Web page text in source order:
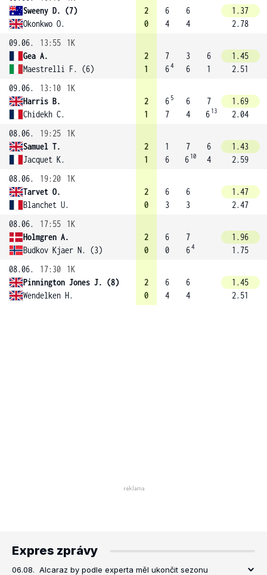
Sweeny D. (7)
Okonkwo O.
2
0
6
4
6
4
1.37
2.78
09.06.
13:55
1K
Gea A.
Maestrelli F. (6)
2
1
7
64
3
6
6
1
1.45
2.51
09.06.
13:10
1K
Harris B.
Chidekh C.
2
1
6 5
7
6
4
7
6 13
1.69
2.04
08.06.
19:25
1K
Samuel T.
Jacquet K.
2
1
1
6
7
6 10
6
4
1.43
2.59
08.06.
19:20
1K
Tarvet O.
Blanchet U.
2
0
6
3
6
3
1.47
2.47
08.06.
17:55
1K
Holmgren A.
Budkov Kjaer N. (3)
2
0
6
0
7
64
1.96
1.75
08.06.
17:30
1K
Pinnington Jones J. (8)
Wendelken H.
2
0
6
4
6
4
1.45
2.51
Expres zprávy
06.08. Alcaraz by podle experta měl ukončit sezonu